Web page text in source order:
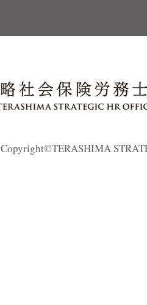
Copyright©TERASHIMA